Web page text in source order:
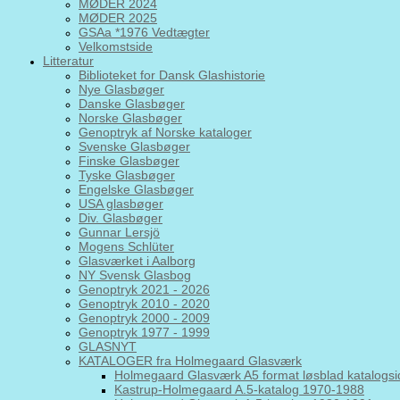
MØDER 2024
MØDER 2025
GSAa *1976 Vedtægter
Velkomstside
Litteratur
Biblioteket for Dansk Glashistorie
Nye Glasbøger
Danske Glasbøger
Norske Glasbøger
Genoptryk af Norske kataloger
Svenske Glasbøger
Finske Glasbøger
Tyske Glasbøger
Engelske Glasbøger
USA glasbøger
Div. Glasbøger
Gunnar Lersjö
Mogens Schlüter
Glasværket i Aalborg
NY Svensk Glasbog
Genoptryk 2021 - 2026
Genoptryk 2010 - 2020
Genoptryk 2000 - 2009
Genoptryk 1977 - 1999
GLASNYT
KATALOGER fra Holmegaard Glasværk
Holmegaard Glasværk A5 format løsblad
Kastrup-Holmegaard A.5-katalog 1970-1988